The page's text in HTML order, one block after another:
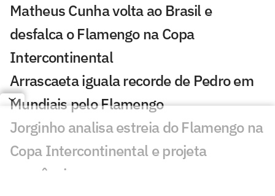
Matheus Cunha volta ao Brasil e
desfalca o Flamengo na Copa
Intercontinental
Arrascaeta iguala recorde de Pedro em
Mundiais pelo Flamengo
Jorginho analisa estreia do Flamengo na
Copa Intercontinental e projeta
sequência